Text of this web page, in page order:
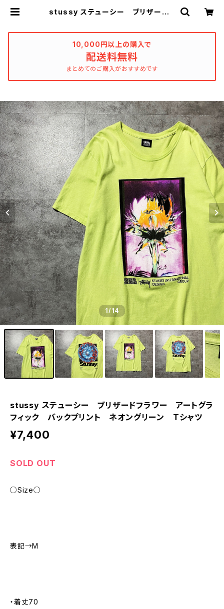
stussy ステューシー ブリザードフ
used_clothing_katharsis
10,000円以上の購入で
配送料無料
まとめてのご購入がおすすめです
1/14
stussy ステューシー ブリザードフラワー アートグラ
フィック バックプリント ネオングリーン Tシャツ
¥7,400
SOLD OUT
○Size○
表記→M
・着丈70